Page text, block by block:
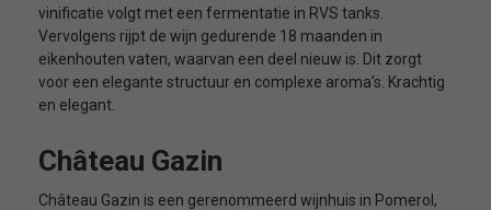
vinificatie volgt met een fermentatie in RVS tanks.
Vervolgens rijpt de wijn gedurende 18 maanden in
eikenhouten vaten, waarvan een deel nieuw is. Dit zorgt
voor een elegante structuur en complexe aroma’s. Krachtig
en elegant.
Château Gazin
Château Gazin is een gerenommeerd wijnhuis in Pomerol,